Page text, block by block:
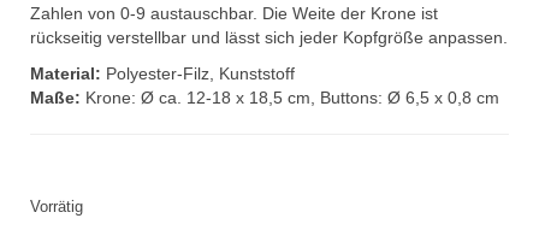
Zahlen von 0-9 austauschbar. Die Weite der Krone ist
rückseitig verstellbar und lässt sich jeder Kopfgröße anpassen.
Material: Polyester-Filz, Kunststoff
Maße: Krone: Ø ca. 12-18 x 18,5 cm, Buttons: Ø 6,5 x 0,8 cm
Vorrätig